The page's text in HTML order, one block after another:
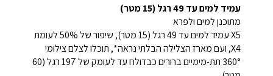
עמיד למים עד 49 רגל (15 מטר)
מתוכנן למים ולפרא
X5 עמיד למים עד 49 רגל (15 מטר), שיפור של 50% לעומת
X4, ועם מארז הצלילה הבלתי נראה*, תוכלו לצלם צילומי
360° תת-מימיים ברורים כבדולח עד לעומק של 197 רגל (60